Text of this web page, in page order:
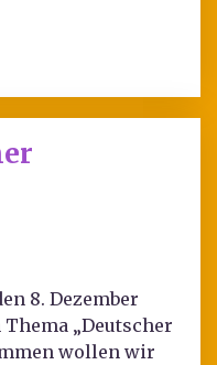
8. Dezember
„Deutscher
wollen wir